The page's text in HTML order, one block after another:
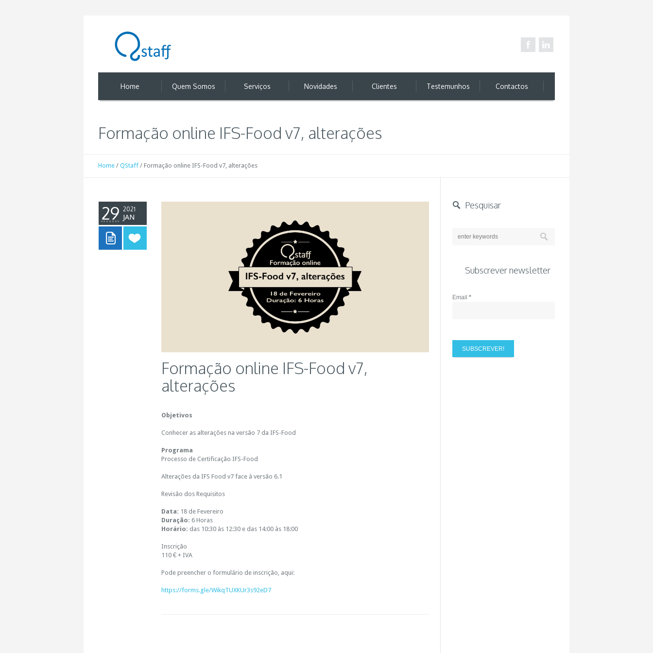
Home Quem Somos Serviços Novidades Clientes Testemunhos Contactos
Formação online IFS-Food v7, alterações
Home / QStaff / Formação online IFS-Food v7, alterações
29 2021
JAN
Formação online IFS-Food v7,
alterações
Objetivos
Conhecer as alterações na versão 7 da IFS-Food
Programa
Processo de Certificação IFS-Food
Alterações da IFS Food v7 face à versão 6.1
Revisão dos Requisitos
Data: 18 de Fevereiro
Duração: 6 Horas
Horário: das 10:30 às 12:30 e das 14:00 às 18:00
Inscrição
110 € + IVA
Pode preencher o formulário de inscrição, aqui:
https://forms.gle/WikqTUXKUr3s92eD7
Pesquisar
Subscrever newsletter
Email *